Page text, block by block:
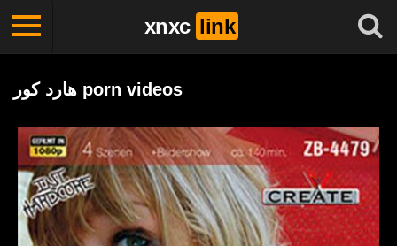
xnxc link
هارد کور porn videos